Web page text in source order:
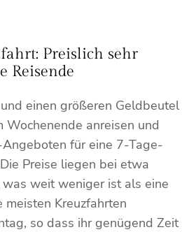
Preislich sehr
Reisende
einen größeren Geldbeutel
anreisen und
für eine 7-Tage-
Preise liegen bei etwa
was weit weniger ist als eine
meisten Kreuzfahrten
so dass ihr genügend Zeit